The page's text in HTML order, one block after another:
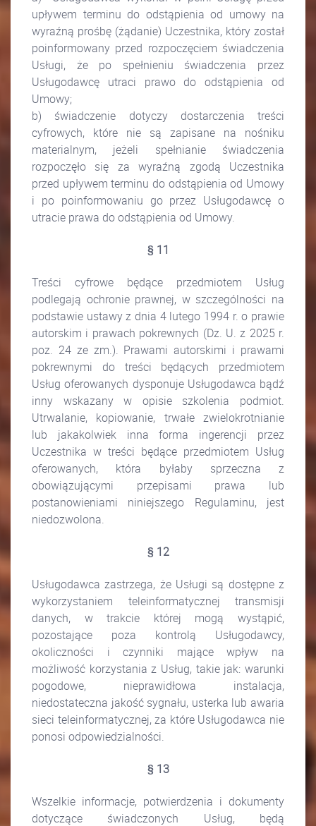
upływem terminu do odstąpienia od umowy na
wyraźną prośbę (żądanie) Uczestnika, który został
poinformowany przed rozpoczęciem świadczenia
Usługi, że po spełnieniu świadczenia przez
Usługodawcę utraci prawo do odstąpienia od
Umowy;
b) świadczenie dotyczy dostarczenia treści
cyfrowych, które nie są zapisane na nośniku
materialnym, jeżeli spełnianie świadczenia
rozpoczęło się za wyraźną zgodą Uczestnika
przed upływem terminu do odstąpienia od Umowy
i po poinformowaniu go przez Usługodawcę o
utracie prawa do odstąpienia od Umowy.
§ 11
Treści cyfrowe będące przedmiotem Usług
podlegają ochronie prawnej, w szczególności na
podstawie ustawy z dnia 4 lutego 1994 r. o prawie
autorskim i prawach pokrewnych (Dz. U. z 2025 r.
poz. 24 ze zm.). Prawami autorskimi i prawami
pokrewnymi do treści będących przedmiotem
Usług oferowanych dysponuje Usługodawca bądź
inny wskazany w opisie szkolenia podmiot.
Utrwalanie, kopiowanie, trwałe zwielokrotnianie
lub jakakolwiek inna forma ingerencji przez
Uczestnika w treści będące przedmiotem Usług
oferowanych, która byłaby sprzeczna z
obowiązującymi przepisami prawa lub
postanowieniami niniejszego Regulaminu, jest
niedozwolona.
§ 12
Usługodawca zastrzega, że Usługi są dostępne z
wykorzystaniem teleinformatycznej transmisji
danych, w trakcie której mogą wystąpić,
pozostające poza kontrolą Usługodawcy,
okoliczności i czynniki mające wpływ na
możliwość korzystania z Usług, takie jak: warunki
pogodowe, nieprawidłowa instalacja,
niedostateczna jakość sygnału, usterka lub awaria
sieci teleinformatycznej, za które Usługodawca nie
ponosi odpowiedzialności.
§ 13
Wszelkie informacje, potwierdzenia i dokumenty
dotyczące świadczonych Usług, będą